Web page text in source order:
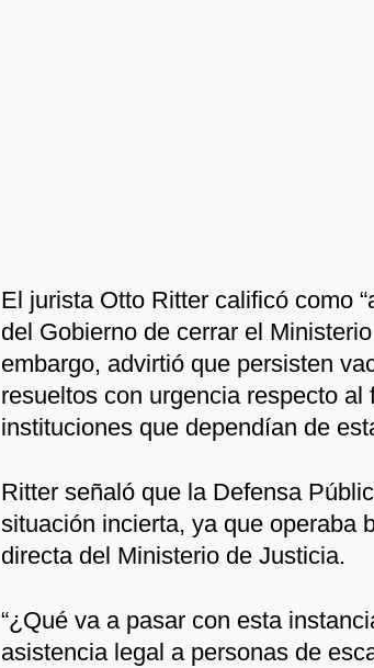
El jurista Otto Ritter calificó como
del Gobierno de cerrar el
embargo, advirtió que persisten
resueltos con urgencia respecto al
instituciones que dependían de
Ritter señaló que la Defensa
situación incierta, ya que operaba
directa del Ministerio de Justicia.
“¿Qué va a pasar con esta
asistencia legal a personas de